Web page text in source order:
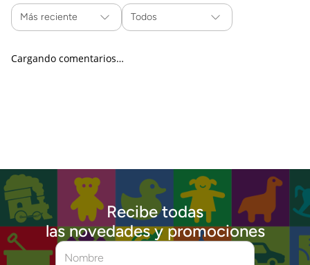
Más reciente Todos
Cargando comentarios…
Recibe todas
las novedades y promociones